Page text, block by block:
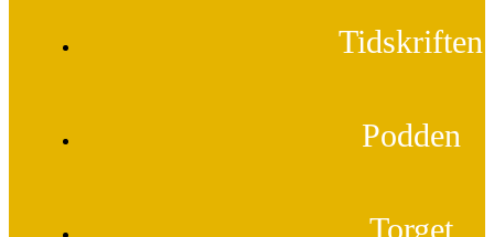
Tidskriften
Podden
Torget